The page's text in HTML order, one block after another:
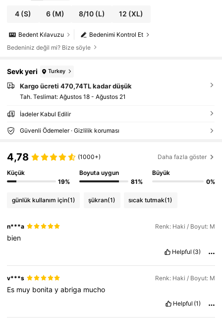
4 (S) 6 (M) 8/10(L) 12 (XL)
Bedenimi Kontrol Et
Bedent Kılavuzu
Bedeniniz değil mi? Bize söyle
Sevk yeri Turkey
Kargo ücreti 470,74TL kadar düşük
Tah. Teslimat: Ağustos 18 - Ağustos 21
İadeler Kabul Edilir
Güvenli Ödemeler · Gizlilik koruması
4,78 (1000+) Daha fazla göster
Küçük
19%
Boyuta uygun
81%
Büyük
0%
günlük kullanım için(1) şükran(1) sıcak tutmak(1)
n***a Renk: Haki / Boyut: M
bien
Helpful (3)
v***s Renk: Haki / Boyut: M
Es muy bonitayabriga mucho
Helpful (1)